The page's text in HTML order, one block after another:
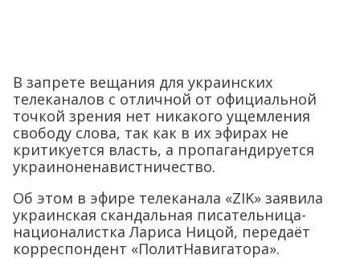
В запрете вещания для украинских
телеканалов с отличной от официальной
точкой зрения нет никакого ущемления
свободу слова, так как в их эфирах не
критикуется власть, а пропагандируется
украиноненавистничество.
Об этом в эфире телеканала «ZIK» заявила
украинская скандальная писательница-
националистка Лариса Ницой, передаёт
корреспондент «ПолитНавигатора».